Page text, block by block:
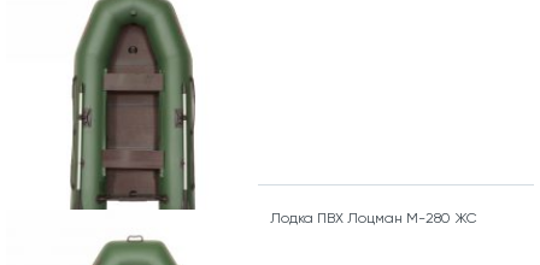
Лодка ПВХ Лоцман М-280 ЖС